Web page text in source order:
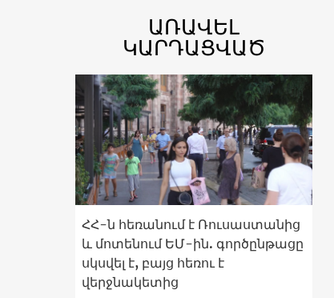
ԱՌԱՎԵԼ
ԿԱՐԴԱՑՎԱԾ
ՀՀ-ն հեռանում է Ռուսաստանից
և մոտենում ԵՄ-ին. գործընթացը
սկսվել է, բայց հեռու է
վերջնակետից